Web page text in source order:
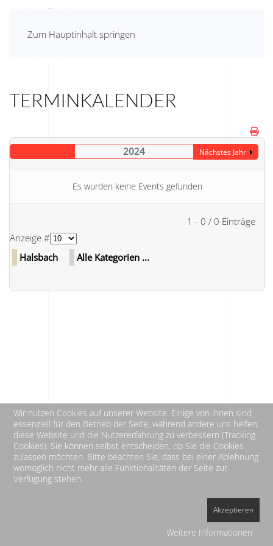
Zum Hauptinhalt springen
TERMINKALENDER
2024 Nächstes Jahr
Es wurden keine Events gefunden
Limite der Paginierungsliste
1 - 0 / 0 Einträge
Anzeige #
Halsbach
Alle Kategorien ...
Wir nutzen Cookies auf unserer Website. Einige von ihnen sind
essenziell für den Betrieb der Seite, während andere uns helfen,
diese Website und die Nutzererfahrung zu verbessern (Tracking
Cookies). Sie können selbst entscheiden, ob Sie die Cookies
zulassen möchten. Bitte beachten Sie, dass bei einer Ablehnung
womöglich nicht mehr alle Funktionalitäten der Seite zur
Verfügung stehen.
Akzeptieren
Weitere Informationen